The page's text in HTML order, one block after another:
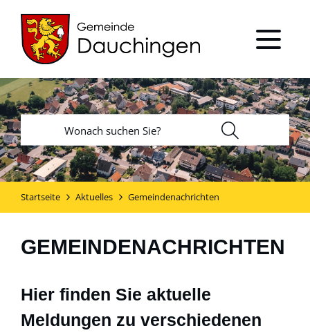
Startseite Aktuelles Gemeindenachrichten
GEMEINDENACHRICHTEN
Hier finden Sie aktuelle
Meldungen zu verschiedenen